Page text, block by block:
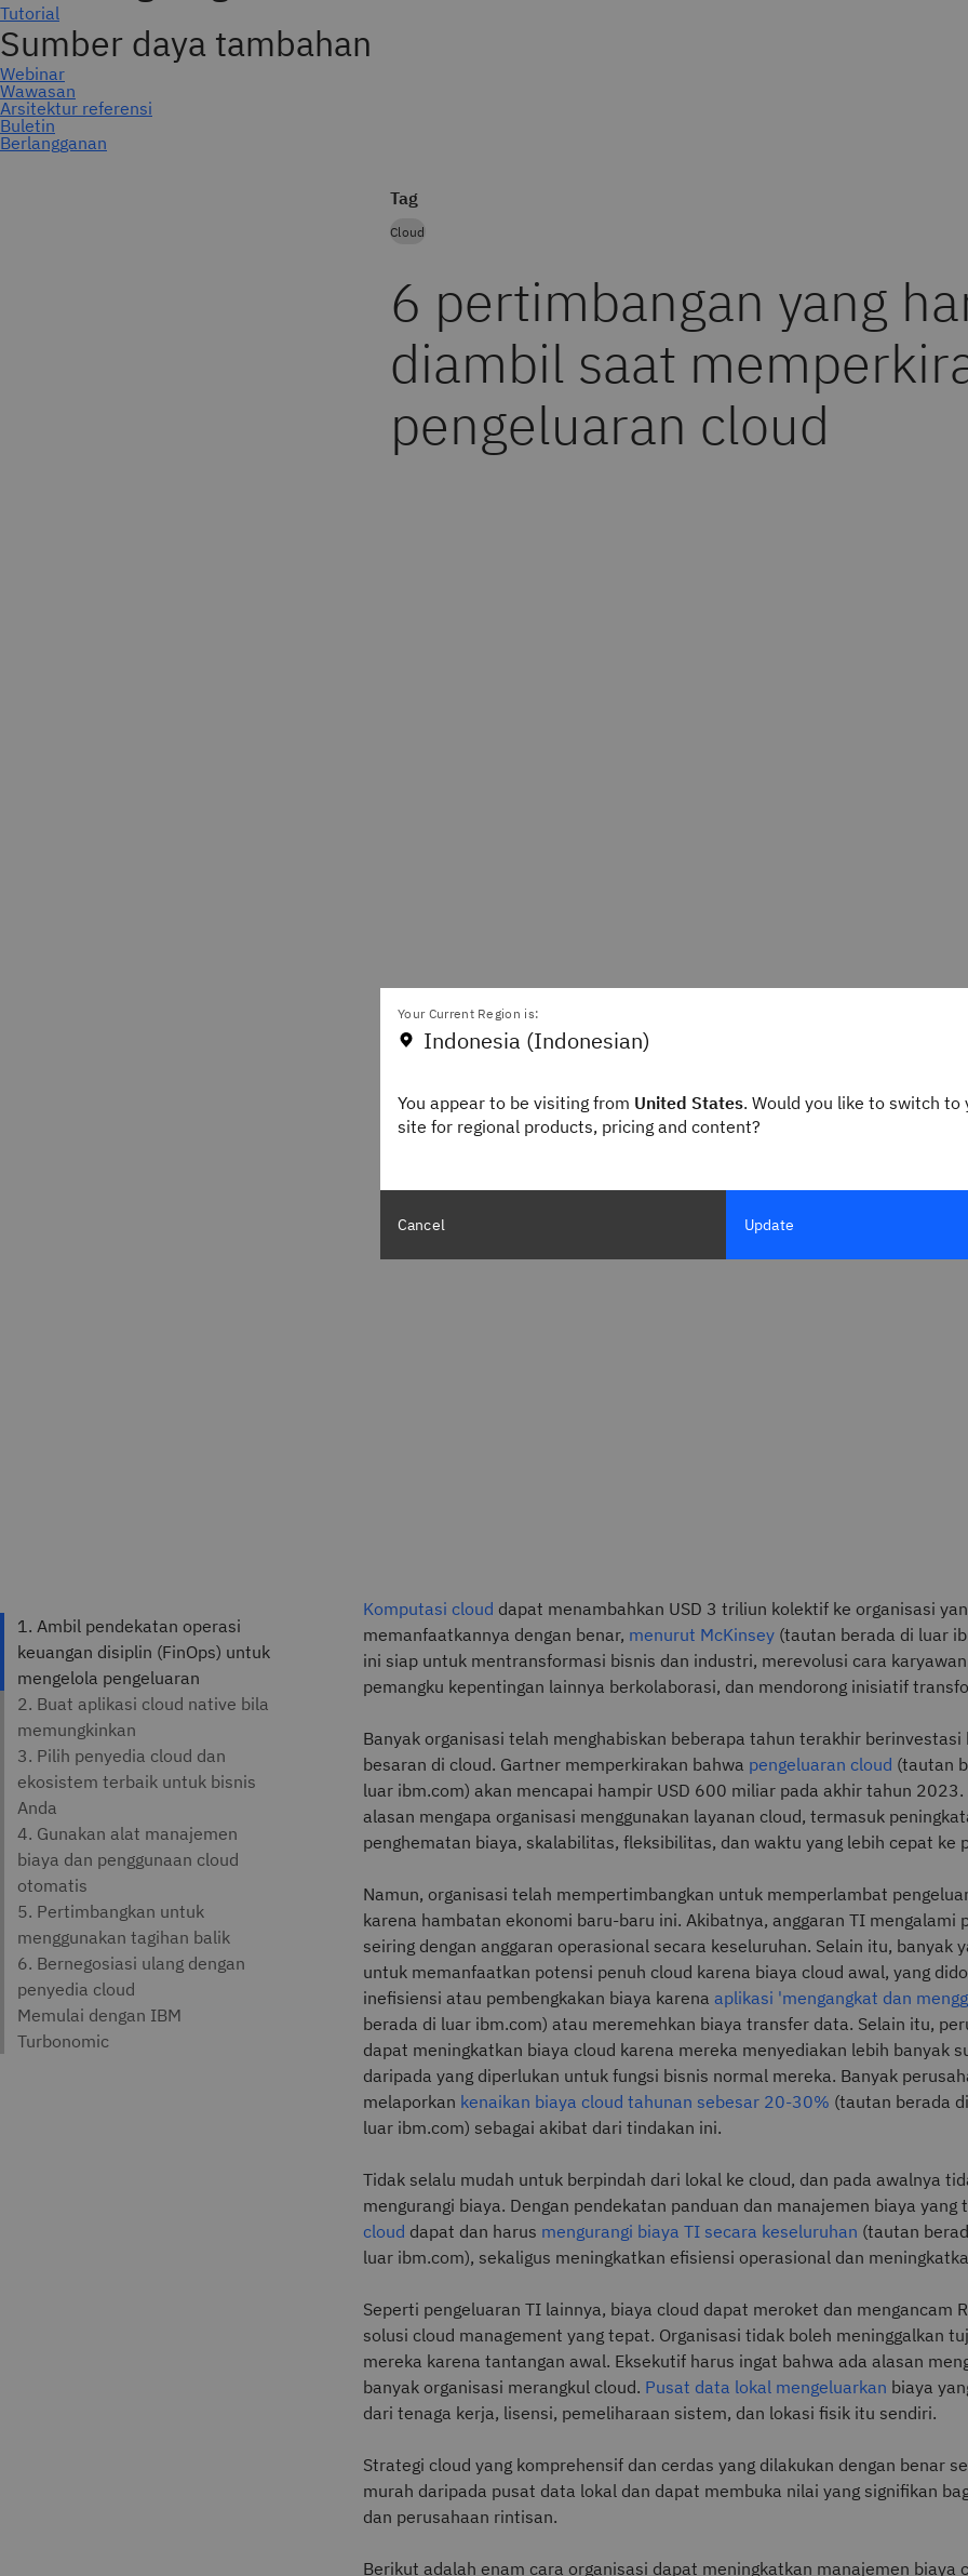
Berlangganan
Tag
Cloud
6 pertimbangan yang
diambil saat
pengeluaran cloud
Komputasi cloud dapat menambahkan USD 3 triliun kolektif ke organisasi
memanfaatkannya dengan benar, menurut McKinsey (tautan berada di luar
ini siap untuk mentransformasi bisnis dan industri, merevolusi cara
pemangku kepentingan lainnya berkolaborasi, dan mendorong inisiatif
Banyak organisasi telah menghabiskan beberapa tahun terakhir berinvestasi
besaran di cloud. Gartner memperkirakan bahwa pengeluaran cloud (tautan
luar ibm.com) akan mencapai hampir USD 600 miliar pada akhir tahun 2023.
alasan mengapa organisasi menggunakan layanan cloud, termasuk
penghematan biaya, skalabilitas, fleksibilitas, dan waktu yang lebih cepat ke
Namun, organisasi telah mempertimbangkan untuk memperlambat
karena hambatan ekonomi baru-baru ini. Akibatnya, anggaran TI mengalami
seiring dengan anggaran operasional secara keseluruhan. Selain itu, banyak
untuk memanfaatkan potensi penuh cloud karena biaya cloud awal, yang
inefisiensi atau pembengkakan biaya karena aplikasi 'mengangkat dan
berada di luar ibm.com) atau meremehkan biaya transfer data. Selain itu,
dapat meningkatkan biaya cloud karena mereka menyediakan lebih banyak
daripada yang diperlukan untuk fungsi bisnis normal mereka. Banyak
melaporkan kenaikan biaya cloud tahunan sebesar 20-30% (tautan berada di
luar ibm.com) sebagai akibat dari tindakan ini.
Tidak selalu mudah untuk berpindah dari lokal ke cloud, dan pada awalnya
mengurangi biaya. Dengan pendekatan panduan dan manajemen biaya yang
cloud dapat dan harus mengurangi biaya TI secara keseluruhan (tautan
luar ibm.com), sekaligus meningkatkan efisiensi operasional dan
Seperti pengeluaran TI lainnya, biaya cloud dapat meroket dan mengancam
solusi cloud management yang tepat. Organisasi tidak boleh meninggalkan
mereka karena tantangan awal. Eksekutif harus ingat bahwa ada alasan
banyak organisasi merangkul cloud. Pusat data lokal mengeluarkan biaya
dari tenaga kerja, lisensi, pemeliharaan sistem, dan lokasi fisik itu sendiri.
Strategi cloud yang komprehensif dan cerdas yang dilakukan dengan benar
murah daripada pusat data lokal dan dapat membuka nilai yang signifikan
dan perusahaan rintisan.
Berikut adalah enam cara organisasi dapat meningkatkan manajemen biaya
Your Current Region is:
Indonesia (Indonesian)
You appear to be visiting from United States. Would you like to switch to
site for regional products, pricing and content?
Cancel Update